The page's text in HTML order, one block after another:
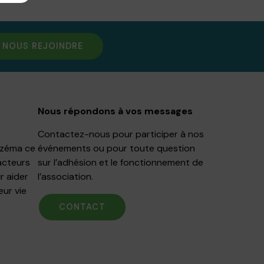
NOUS REJOINDRE
ce
aider
vie
Nous répondons à vos messages
Contactez-nous pour participer à nos
événements ou pour toute question
sur l’adhésion et le fonctionnement de
l’association.
CONTACT